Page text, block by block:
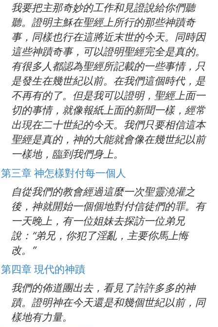
我要把主那奇妙的工作和見證說給你們聽
聽。證明主穌在聖經上所行的那些神蹟奇
事，同樣也行在這將近末世的今天。同時因
這些神蹟奇事，可以證明聖經完全是真的。
有很多人都認為聖經所記載的一些事情，只
是發生在幾世紀以前。在我們這個時代，是
不再有的了。但是我可以證明，聖經上面一
切的事情，就像報紙上面的新聞一樣，經常
出現在二十世紀的今天。我們只要相信這本
聖經是真的，神的大能就會像在幾世紀以前
一樣地，臨到我們身上。
第三章 神怎樣對付每一個人
自從我們的教會經過這麼一次聖靈澆灌之
後，神就開始一個個地對付信徒們的罪。有
一天晚上，有一位姐妹去探訪一位弟兄
說：“弟兄，你犯了淫亂，主要你馬上悔
改。”
第四章 現代的神蹟
我們的佈道團出去，看見了許許多多的神
蹟。證明神在今天還是和幾個世紀以前，同
樣地有力量。